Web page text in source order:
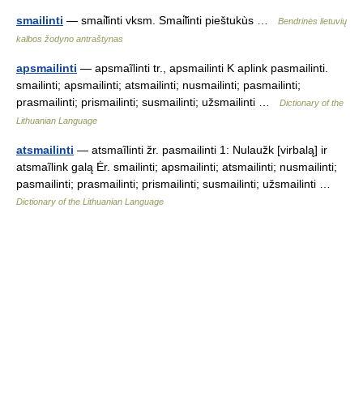
smailinti — smai̇̃linti vksm. Smai̇̃linti pieštukùs …
Bendrinės lietuvių
kalbos žodyno antraštynas
apsmailinti — apsmaĩlinti tr., apsmailinti K aplink pasmailinti.
smailinti; apsmailinti; atsmailinti; nusmailinti; pasmailinti;
prasmailinti; prismailinti; susmailinti; užsmailinti …
Dictionary of the
Lithuanian Language
atsmailinti — atsmaĩlinti žr. pasmailinti 1: Nulaužk [virbalą] ir
atsmaĩlink galą Ėr. smailinti; apsmailinti; atsmailinti; nusmailinti;
pasmailinti; prasmailinti; prismailinti; susmailinti; užsmailinti …
Dictionary of the Lithuanian Language